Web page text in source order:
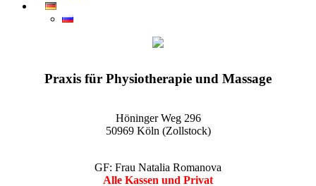
Praxis für Physiotherapie und Massage
Höninger Weg 296
50969 Köln (Zollstock)
GF: Frau Natalia Romanova
Alle Kassen und Privat